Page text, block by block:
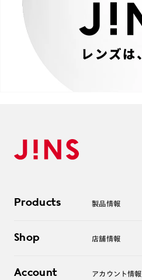
Products 製品情報
サングラス
コンタクトレンズ
Shop 店舗情報
オンラインショップ
Account アカウント情報